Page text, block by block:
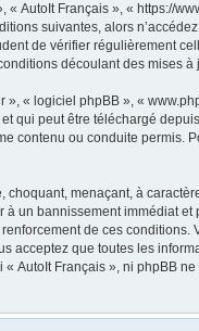
AutoIt Français », « https://
suivantes, alors
de vérifier régulièrement
découlant des mises
« logiciel phpBB », «
qui peut être téléchargé depuis
contenu ou conduite
menaçant, à
un bannissement immédiat
de ces
acceptez que toutes les
AutoIt Français », ni phpBB